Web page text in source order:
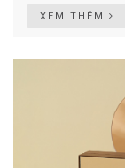
XEM THÊM